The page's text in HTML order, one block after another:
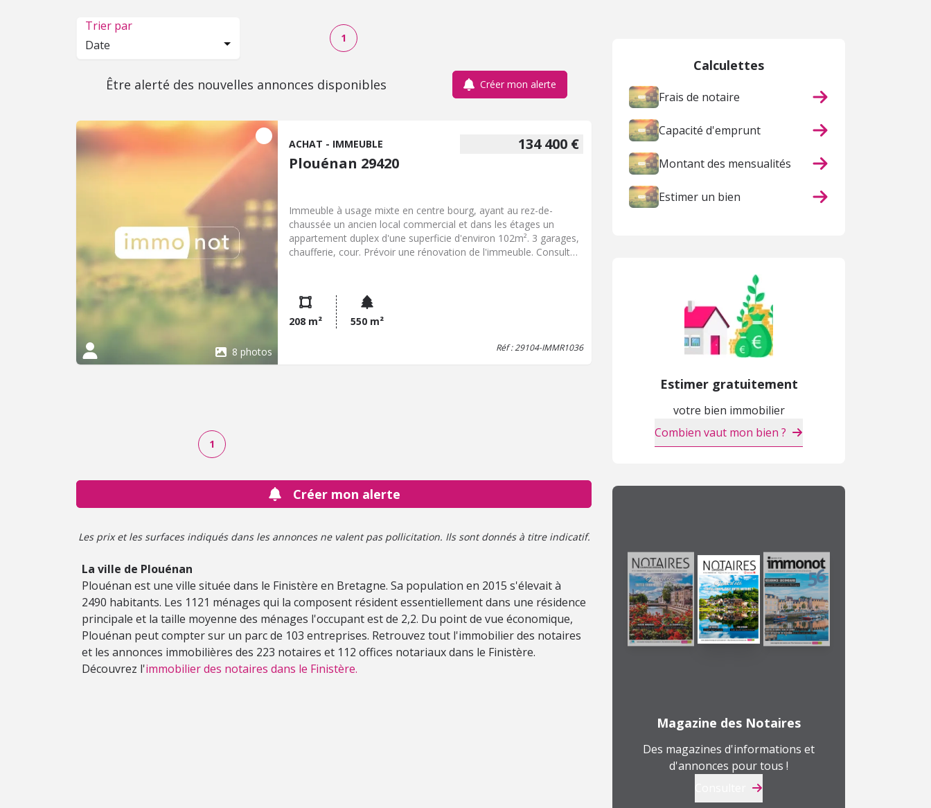
Trier par
Date
1
Être alerté des nouvelles annonces disponibles Créer mon alerte
8 photos
134 400 €
ACHAT - IMMEUBLE
Plouénan 29420
Immeuble à usage mixte en centre bourg, ayant au rez-de-
chaussée un ancien local commercial et dans les étages un
appartement duplex d'une superficie d'environ 102m². 3 garages,
chaufferie, cour. Prévoir une rénovation de l'immeuble. Consulter
208 m² 550 m²
Réf : 29104-IMMR1036
1
Créer mon alerte
Les prix et les surfaces indiqués dans les annonces ne valent pas pollicitation. Ils sont donnés à titre indicatif.
La ville de Plouénan
Plouénan est une ville située dans le Finistère en Bretagne. Sa population en 2015 s'élevait à
2490 habitants. Les 1121 ménages qui la composent résident essentiellement dans une résidence
principale et la taille moyenne des ménages l'occupant est de 2,2. Du point de vue économique,
Plouénan peut compter sur un parc de 103 entreprises. Retrouvez tout l'immobilier des notaires
et les annonces immobilières des 223 notaires et 112 offices notariaux dans le Finistère.
Découvrez l'immobilier des notaires dans le Finistère.
Calculettes
Frais de notaire
Capacité d'emprunt
Montant des mensualités
Estimer un bien
Estimer gratuitement
votre bien immobilier
Combien vaut mon bien ?
Magazine des Notaires
Des magazines d'informations et
d'annonces pour tous !